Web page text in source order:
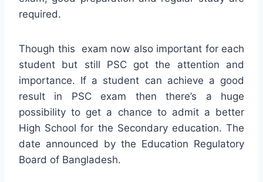
required.
Though this exam now also important for each
student but still PSC got the attention and
importance. If a student can achieve a good
result in PSC exam then there’s a huge
possibility to get a chance to admit a better
High School for the Secondary education. The
date announced by the Education Regulatory
Board of Bangladesh.